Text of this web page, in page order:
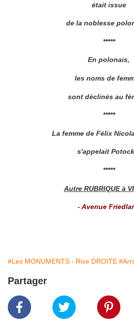
était issue
de la noblesse
*****
En polonais,
les noms de
sont déclinés au
*****
La femme de Félix
s'appelait
*****
Autre RUBRIQUE à
-Avenue
#Les MONUMENTS - Rive DROITE
Partager